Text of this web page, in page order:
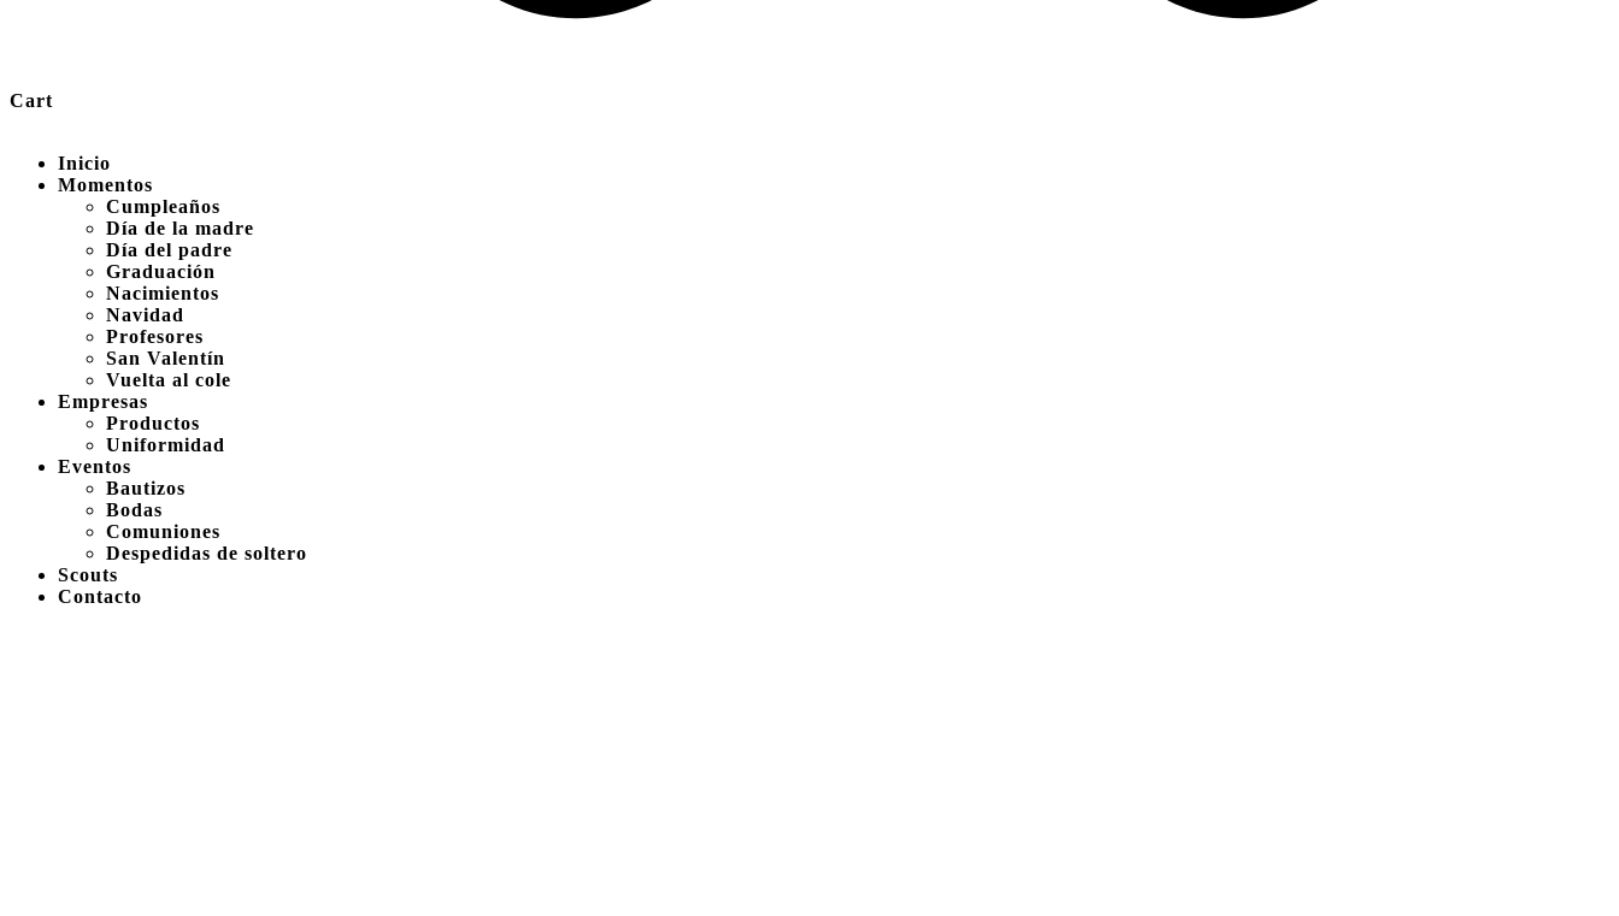
Cart
Inicio
Momentos
Cumpleaños
Día de la madre
Día del padre
Graduación
Nacimientos
Navidad
Profesores
San Valentín
Vuelta al cole
Empresas
Productos
Uniformidad
Eventos
Bautizos
Bodas
Comuniones
Despedidas de soltero
Scouts
Contacto